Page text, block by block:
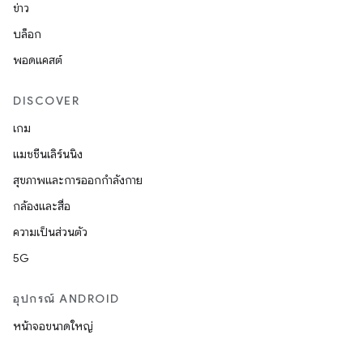
ข่าว
บล็อก
พอดแคสต์
DISCOVER
เกม
แมชชีนเลิร์นนิง
สุขภาพและการออกกำลังกาย
กล้องและสื่อ
ความเป็นส่วนตัว
5G
อุปกรณ์ ANDROID
หน้าจอขนาดใหญ่